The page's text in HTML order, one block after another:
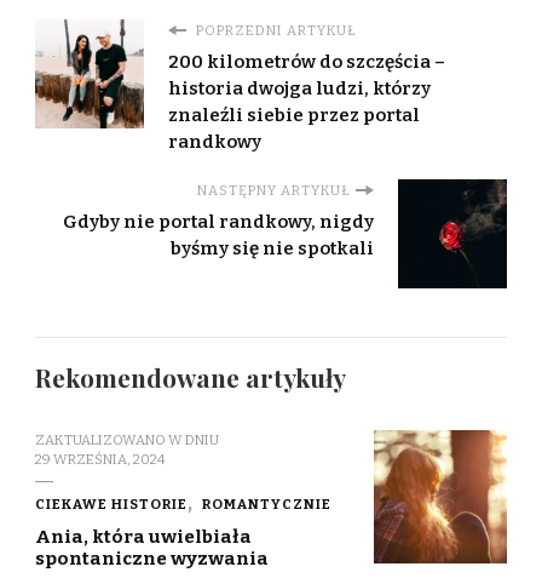
POPRZEDNI ARTYKUŁ
200 kilometrów do szczęścia –
historia dwojga ludzi, którzy
znaleźli siebie przez portal
randkowy
NASTĘPNY ARTYKUŁ
Gdyby nie portal randkowy, nigdy
byśmy się nie spotkali
Rekomendowane artykuły
ZAKTUALIZOWANO W DNIU
29 WRZEŚNIA, 2024
CIEKAWE HISTORIE ROMANTYCZNIE
Ania, która uwielbiała
spontaniczne wyzwania